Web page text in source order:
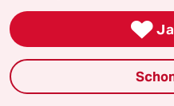
Fragen & Hilfe
Feedback
